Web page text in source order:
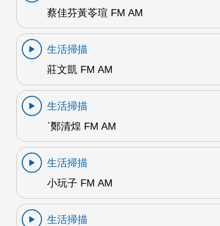
蔡佳芬黃苓瑄 FM AM
生活掃描
莊文凱 FM AM
生活掃描
ˊ鄭清煌 FM AM
生活掃描
小玩子 FM AM
生活掃描